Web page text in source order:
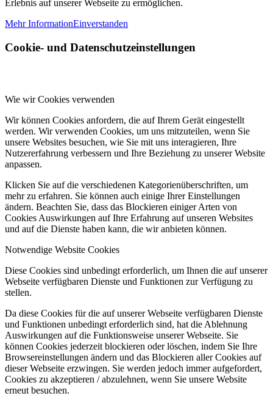
Erlebnis auf unserer Webseite zu ermöglichen.
Mehr InformationEinverstanden
Cookie- und Datenschutzeinstellungen
Wie wir Cookies verwenden
Wir können Cookies anfordern, die auf Ihrem Gerät eingestellt
werden. Wir verwenden Cookies, um uns mitzuteilen, wenn Sie
unsere Websites besuchen, wie Sie mit uns interagieren, Ihre
Nutzererfahrung verbessern und Ihre Beziehung zu unserer Website
anpassen.
Klicken Sie auf die verschiedenen Kategorienüberschriften, um
mehr zu erfahren. Sie können auch einige Ihrer Einstellungen
ändern. Beachten Sie, dass das Blockieren einiger Arten von
Cookies Auswirkungen auf Ihre Erfahrung auf unseren Websites
und auf die Dienste haben kann, die wir anbieten können.
Notwendige Website Cookies
Diese Cookies sind unbedingt erforderlich, um Ihnen die auf unserer
Webseite verfügbaren Dienste und Funktionen zur Verfügung zu
stellen.
Da diese Cookies für die auf unserer Webseite verfügbaren Dienste
und Funktionen unbedingt erforderlich sind, hat die Ablehnung
Auswirkungen auf die Funktionsweise unserer Webseite. Sie
können Cookies jederzeit blockieren oder löschen, indem Sie Ihre
Browsereinstellungen ändern und das Blockieren aller Cookies auf
dieser Webseite erzwingen. Sie werden jedoch immer aufgefordert,
Cookies zu akzeptieren / abzulehnen, wenn Sie unsere Website
erneut besuchen.